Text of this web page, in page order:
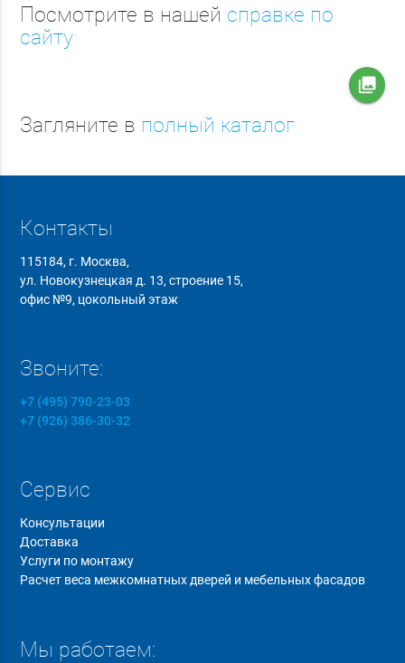
Посмотрите в нашей справке по
сайту
collections
Загляните в полный каталог
Контакты
115184, г. Москва,
ул. Новокузнецкая д. 13, строение 15,
офис №9, цокольный этаж
Звоните:
+7 (495) 790-23-03
+7 (926) 386-30-32
Сервис
Консультации
Доставка
Услуги по монтажу
Расчет веса межкомнатных дверей и мебельных фасадов
Мы работаем: